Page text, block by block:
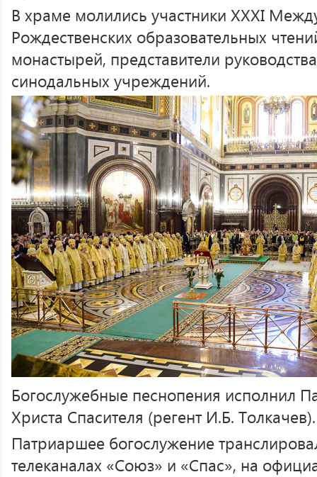
В храме молились участники XXХI
Рождественских образовательных
монастырей, представители
синодальных учреждений.
Богослужебные песнопения исполнил
Христа Спасителя (регент И.Б. Толкачев).
Патриаршее богослужение
телеканалах «Союз» и «Спас», на